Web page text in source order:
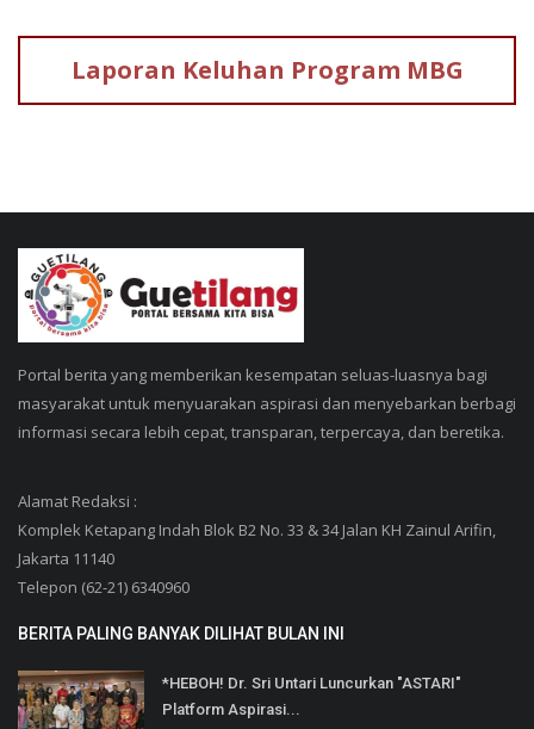
Laporan Keluhan Program MBG
Portal berita yang memberikan kesempatan seluas-luasnya bagi
masyarakat untuk menyuarakan aspirasi dan menyebarkan berbagi
informasi secara lebih cepat, transparan, terpercaya, dan beretika.
Alamat Redaksi :
Komplek Ketapang Indah Blok B2 No. 33 & 34 Jalan KH Zainul Arifin,
Jakarta 11140
Telepon (62-21) 6340960
BERITA PALING BANYAK DILIHAT BULAN INI
*HEBOH! Dr. Sri Untari Luncurkan "ASTARI"
Platform Aspirasi...